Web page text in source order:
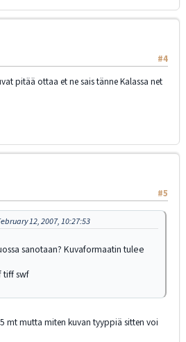
#4
pitää ottaa et ne sais tänne Kalassa net
#5
12, 2007, 10:27:53
sanotaan? Kuvaformaatin tulee
tiff swf
mt mutta miten kuvan tyyppiä sitten voi